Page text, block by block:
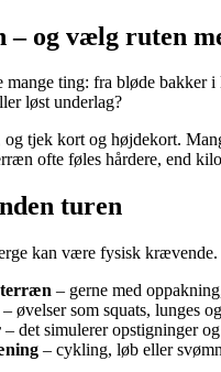
og vælg ruten
mange ting: fra bløde bakker
løst underlag?
tjek kort og højdekort.
ofte føles hårdere, end
turen
kan være fysisk
terræn – gerne med
– øvelser som squats, lunges
– det simulerer opstigninger
– cykling, løb eller